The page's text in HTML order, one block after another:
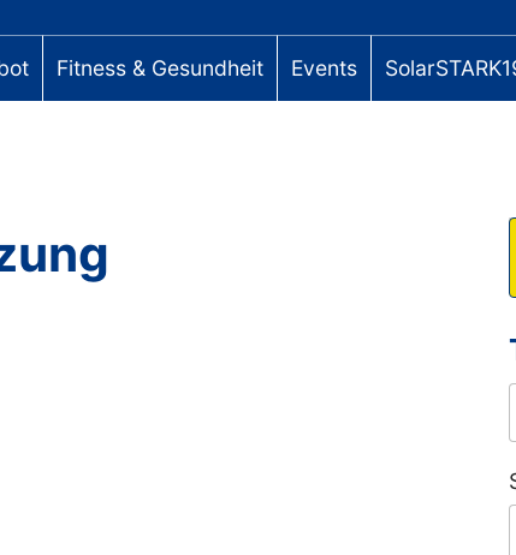
Fitness & Gesundheit Events